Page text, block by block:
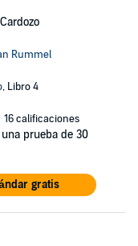
Rummel
, Libro 4
16 calificaciones
prueba de 30
gratis